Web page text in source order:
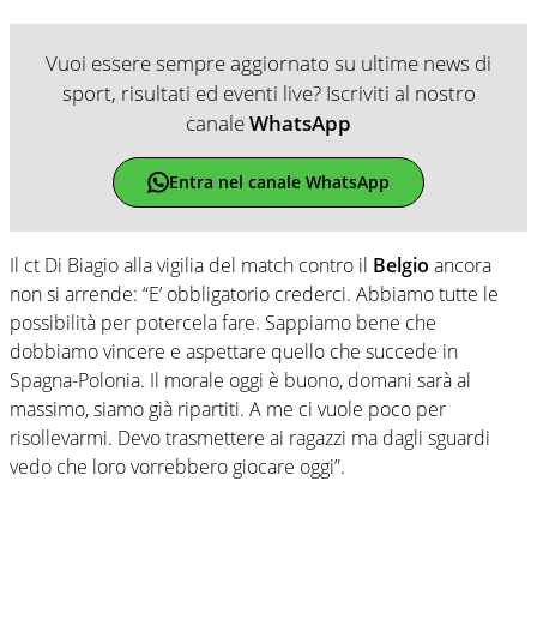
Vuoi essere sempre aggiornato su ultime news di
sport, risultati ed eventi live? Iscriviti al nostro
canaleWhatsApp
Entra nel canale WhatsApp
Il ct Di Biagio alla vigilia del match contro il Belgio ancora
non si arrende: “E’ obbligatorio crederci. Abbiamo tutte le
possibilità per potercela fare. Sappiamo bene che
dobbiamo vincere e aspettare quello che succede in
Spagna-Polonia. Il morale oggi è buono, domani sarà al
massimo, siamo già ripartiti. A me ci vuole poco per
risollevarmi. Devo trasmettere ai ragazzi ma dagli sguardi
vedo che loro vorrebbero giocare oggi”.